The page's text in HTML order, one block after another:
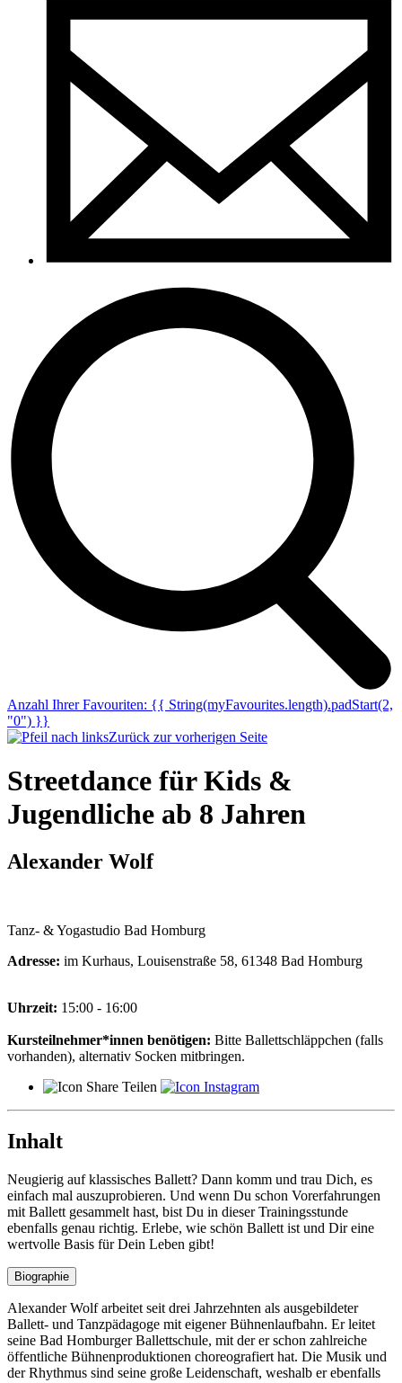
Anzahl Ihrer Favouriten: {{ String(myFavourites.length).padStart(2,
"0") }}
Zurück zur vorherigen Seite
Streetdance für Kids &
Jugendliche ab 8 Jahren
Alexander Wolf
Tanz- & Yogastudio Bad Homburg
Adresse: im Kurhaus, Louisenstraße 58, 61348 Bad Homburg
Uhrzeit: 15:00 - 16:00
Kursteilnehmer*innen benötigen: Bitte Ballettschläppchen (falls
vorhanden), alternativ Socken mitbringen.
Teilen
Inhalt
Neugierig auf klassisches Ballett? Dann komm und trau Dich, es
einfach mal auszuprobieren. Und wenn Du schon Vorerfahrungen
mit Ballett gesammelt hast, bist Du in dieser Trainingsstunde
ebenfalls genau richtig. Erlebe, wie schön Ballett ist und Dir eine
wertvolle Basis für Dein Leben gibt!
Biographie
Alexander Wolf arbeitet seit drei Jahrzehnten als ausgebildeter
Ballett- und Tanzpädagoge mit eigener Bühnenlaufbahn. Er leitet
seine Bad Homburger Ballettschule, mit der er schon zahlreiche
öffentliche Bühnenproduktionen choreografiert hat. Die Musik und
der Rhythmus sind seine große Leidenschaft, weshalb er ebenfalls